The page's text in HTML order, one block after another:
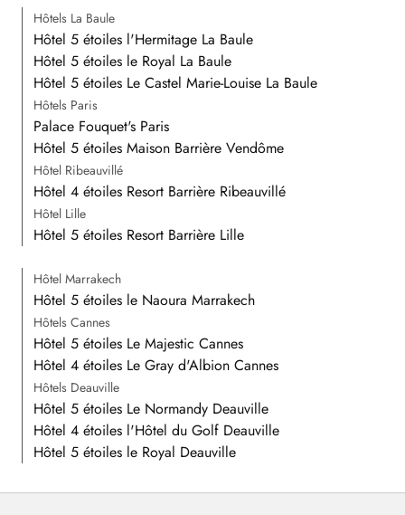
Hôtels La Baule
Hôtel 5 étoiles l'Hermitage La Baule
Hôtel 5 étoiles le Royal La Baule
Hôtel 5 étoiles Le Castel Marie-Louise La Baule
Hôtels Paris
Palace Fouquet's Paris
Hôtel 5 étoiles Maison Barrière Vendôme
Hôtel Ribeauvillé
Hôtel 4 étoiles Resort Barrière Ribeauvillé
Hôtel Lille
Hôtel 5 étoiles Resort Barrière Lille
Hôtel Marrakech
Hôtel 5 étoiles le Naoura Marrakech
Hôtels Cannes
Hôtel 5 étoiles Le Majestic Cannes
Hôtel 4 étoiles Le Gray d'Albion Cannes
Hôtels Deauville
Hôtel 5 étoiles Le Normandy Deauville
Hôtel 4 étoiles l'Hôtel du Golf Deauville
Hôtel 5 étoiles le Royal Deauville